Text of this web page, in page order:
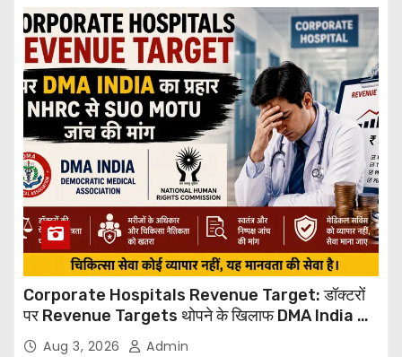
Corporate Hospitals Revenue Target: डॉक्टरों
पर Revenue Targets थोपने के खिलाफ DMA India का
बड़ा कदम, NHRC से Suo Motu जांच की मांग
Aug 3, 2026 Admin